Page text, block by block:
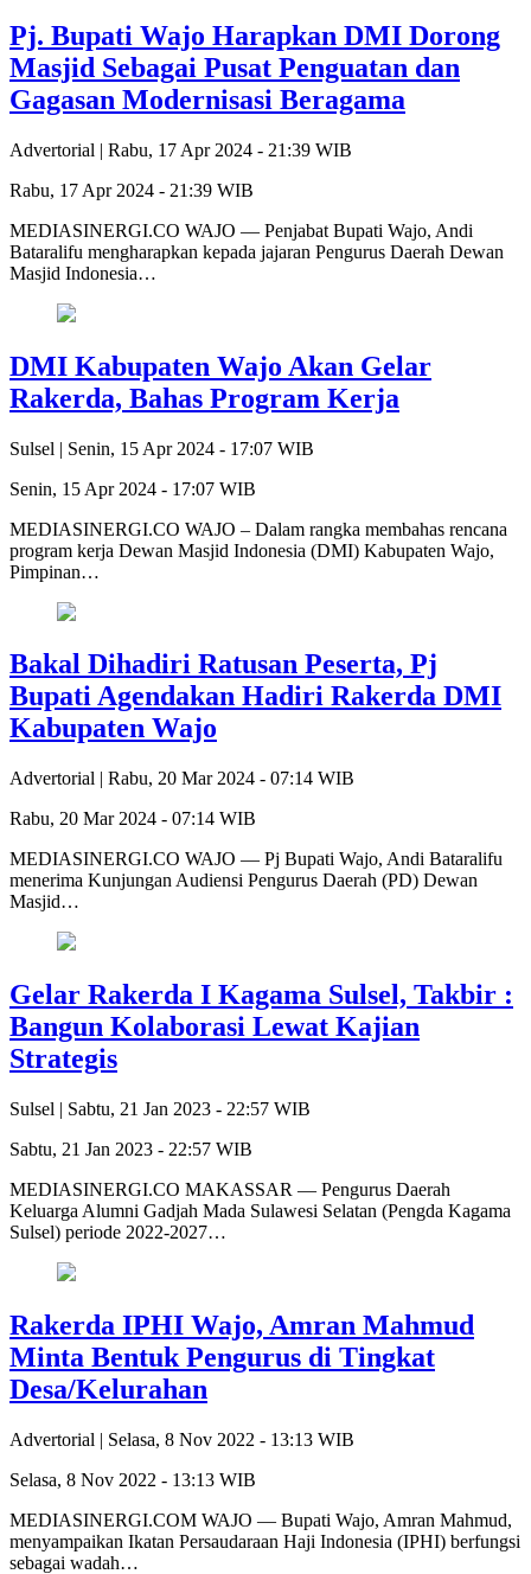
Pj. Bupati Wajo Harapkan DMI Dorong
Masjid Sebagai Pusat Penguatan dan
Gagasan Modernisasi Beragama
Advertorial | Rabu, 17 Apr 2024 - 21:39 WIB
Rabu, 17 Apr 2024 - 21:39 WIB
MEDIASINERGI.CO WAJO — Penjabat Bupati Wajo, Andi
Bataralifu mengharapkan kepada jajaran Pengurus Daerah Dewan
Masjid Indonesia…
DMI Kabupaten Wajo Akan Gelar
Rakerda, Bahas Program Kerja
Sulsel | Senin, 15 Apr 2024 - 17:07 WIB
Senin, 15 Apr 2024 - 17:07 WIB
MEDIASINERGI.CO WAJO – Dalam rangka membahas rencana
program kerja Dewan Masjid Indonesia (DMI) Kabupaten Wajo,
Pimpinan…
Bakal Dihadiri Ratusan Peserta, Pj
Bupati Agendakan Hadiri Rakerda DMI
Kabupaten Wajo
Advertorial | Rabu, 20 Mar 2024 - 07:14 WIB
Rabu, 20 Mar 2024 - 07:14 WIB
MEDIASINERGI.CO WAJO — Pj Bupati Wajo, Andi Bataralifu
menerima Kunjungan Audiensi Pengurus Daerah (PD) Dewan
Masjid…
Gelar Rakerda I Kagama Sulsel, Takbir :
Bangun Kolaborasi Lewat Kajian
Strategis
Sulsel | Sabtu, 21 Jan 2023 - 22:57 WIB
Sabtu, 21 Jan 2023 - 22:57 WIB
MEDIASINERGI.CO MAKASSAR — Pengurus Daerah
Keluarga Alumni Gadjah Mada Sulawesi Selatan (Pengda Kagama
Sulsel) periode 2022-2027…
Rakerda IPHI Wajo, Amran Mahmud
Minta Bentuk Pengurus di Tingkat
Desa/Kelurahan
Advertorial | Selasa, 8 Nov 2022 - 13:13 WIB
Selasa, 8 Nov 2022 - 13:13 WIB
MEDIASINERGI.COM WAJO — Bupati Wajo, Amran Mahmud,
menyampaikan Ikatan Persaudaraan Haji Indonesia (IPHI) berfungsi
sebagai wadah…